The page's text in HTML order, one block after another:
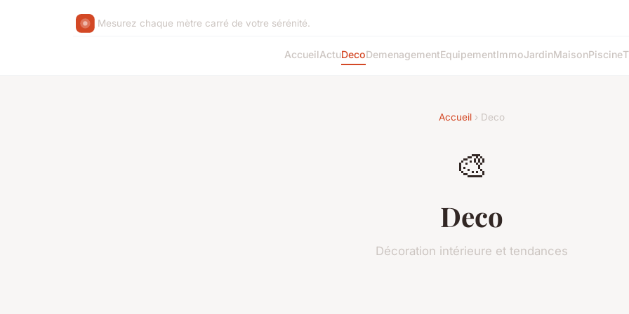
Mesurez chaque mètre carré de votre sérénité.
AccueilActuDecoDemenagementEquipementImmoJardinMaisonPiscine
Accueil › Deco
🎨
Deco
Décoration intérieure et tendances